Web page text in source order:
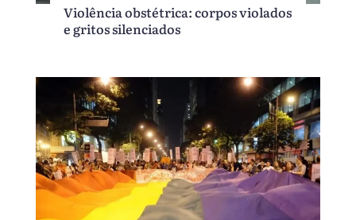
Violência obstétrica: corpos violados
e gritos silenciados